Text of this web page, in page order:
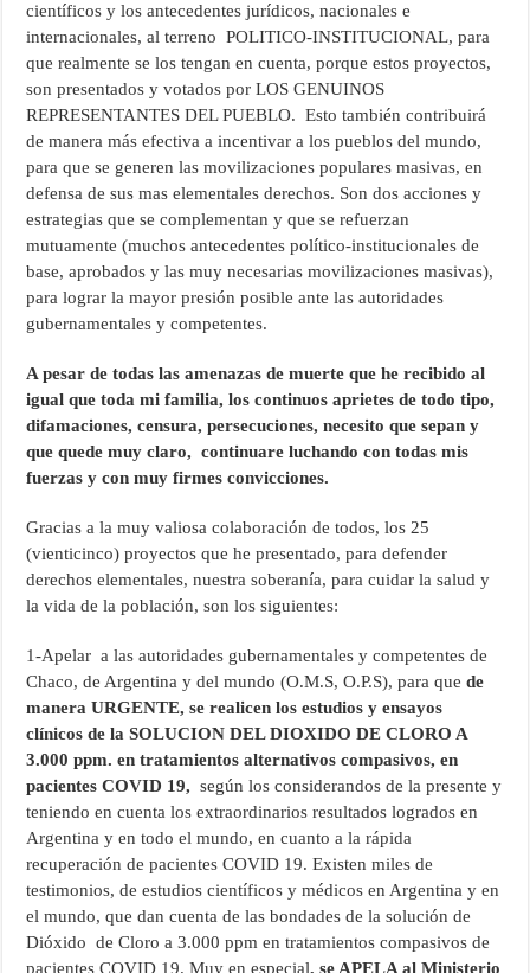
científicos y los antecedentes jurídicos, nacionales e
internacionales, al terreno POLITICO-INSTITUCIONAL, para
que realmente se los tengan en cuenta, porque estos proyectos,
son presentados y votados por LOS GENUINOS
REPRESENTANTES DEL PUEBLO. Esto también contribuirá
de manera más efectiva a incentivar a los pueblos del mundo,
para que se generen las movilizaciones populares masivas, en
defensa de sus mas elementales derechos. Son dos acciones y
estrategias que se complementan y que se refuerzan
mutuamente (muchos antecedentes político-institucionales de
base, aprobados y las muy necesarias movilizaciones masivas),
para lograr la mayor presión posible ante las autoridades
gubernamentales y competentes.
A pesar de todas las amenazas de muerte que he recibido al
igual que toda mi familia, los continuos aprietes de todo tipo,
difamaciones, censura, persecuciones, necesito que sepan y
que quede muy claro, continuare luchando con todas mis
fuerzas y con muy firmes convicciones.
Gracias a la muy valiosa colaboración de todos, los 25
(vienticinco) proyectos que he presentado, para defender
derechos elementales, nuestra soberanía, para cuidar la salud y
la vida de la población, son los siguientes:
1-Apelar a las autoridades gubernamentales y competentes de
Chaco, de Argentina y del mundo (O.M.S, O.P.S), para quede
manera URGENTE, se realicen los estudios y ensayos
clínicos de la SOLUCION DEL DIOXIDO DE CLORO A
3.000 ppm. en tratamientos alternativos compasivos, en
pacientes COVID 19, según los considerandos de la presente y
teniendo en cuenta los extraordinarios resultados logrados en
Argentina y en todo el mundo, en cuanto a la rápida
recuperación de pacientes COVID 19. Existen miles de
testimonios, de estudios científicos y médicos en Argentina y en
el mundo, que dan cuenta de las bondades de la solución de
Dióxido de Cloro a 3.000 ppm en tratamientos compasivos de
pacientes COVID 19. Muy en especial, se APELA al Ministerio